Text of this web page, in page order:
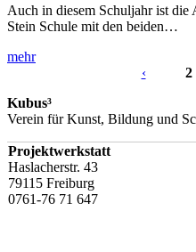
Auch in diesem Schuljahr ist die
Stein Schule mit den beiden…
mehr
‹
2
Kubus³
Verein für Kunst, Bildung und
Projektwerkstatt
Haslacherstr. 43
79115 Freiburg
0761-76 71 647